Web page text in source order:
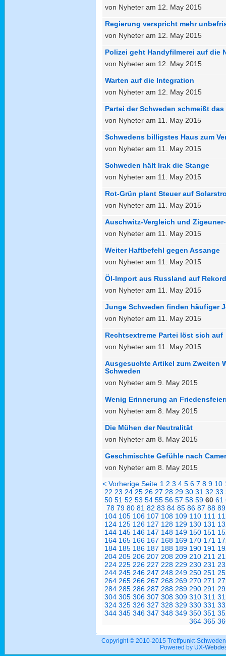
von Nyheter am 12. May 2015
Regierung verspricht mehr
von Nyheter am 12. May 2015
Polizei geht Handyfilmerei auf die
von Nyheter am 12. May 2015
Warten auf die Integration
von Nyheter am 12. May 2015
Partei der Schweden schmeißt
von Nyheter am 11. May 2015
Schwedens billigstes Haus zum
von Nyheter am 11. May 2015
Schweden hält Irak die Stange
von Nyheter am 11. May 2015
Rot-Grün plant Steuer auf
von Nyheter am 11. May 2015
Auschwitz-Vergleich und
von Nyheter am 11. May 2015
Weiter Haftbefehl gegen Assange
von Nyheter am 11. May 2015
Öl-Import aus Russland auf
von Nyheter am 11. May 2015
Junge Schweden finden häufiger
von Nyheter am 11. May 2015
Rechtsextreme Partei löst sich auf
von Nyheter am 11. May 2015
Ausgesuchte Artikel zum Zweiten
Schweden
von Nyheter am 9. May 2015
Wenig Erinnerung an
von Nyheter am 8. May 2015
Die Mühen der Neutralität
von Nyheter am 8. May 2015
Geschmischte Gefühle nach
von Nyheter am 8. May 2015
< Vorherige Seite 1 2 3 4 5 6 7 8 9 10
22 23 24 25 26 27 28 29 30 31 32 33
50 51 52 53 54 55 56 57 58 59 60 61
78 79 80 81 82 83 84 85 86 87 88 89
104 105 106 107 108 109 110 111
124 125 126 127 128 129 130 131
144 145 146 147 148 149 150 151
164 165 166 167 168 169 170 171
184 185 186 187 188 189 190 191
204 205 206 207 208 209 210 211
224 225 226 227 228 229 230 231
244 245 246 247 248 249 250 251
264 265 266 267 268 269 270 271
284 285 286 287 288 289 290 291
304 305 306 307 308 309 310 311
324 325 326 327 328 329 330 331
344 345 346 347 348 349 350 351
364 365
Copyright © 2010-2015 Treffpunkt-
Powered by UX-